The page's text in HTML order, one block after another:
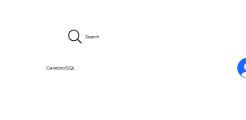
CerebroSQL
Search